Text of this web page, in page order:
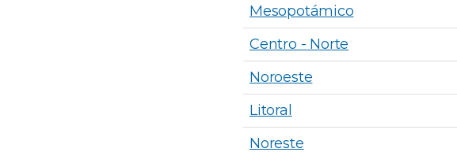
Mesopotámico
Centro - Norte
Noroeste
Litoral
Noreste